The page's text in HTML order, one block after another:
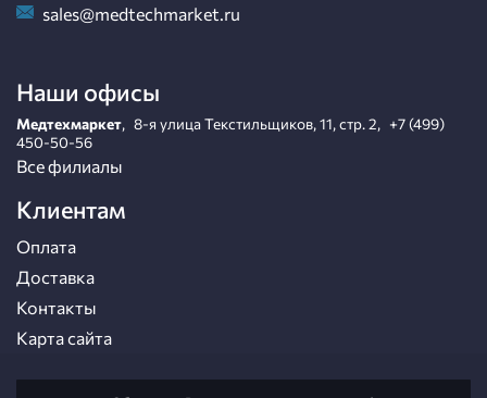
sales@medtechmarket.ru
Наши офисы
Медтехмаркет, 8-я улица Текстильщиков, 11, стр. 2, +7 (499)
450-50-56
Все филиалы
Клиентам
Оплата
Доставка
Контакты
Карта сайта